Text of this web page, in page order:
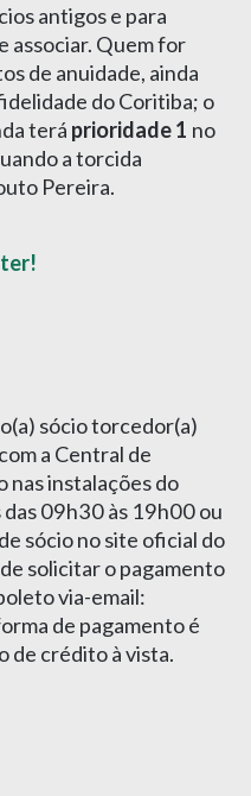
antigos e para
associar. Quem for
de anuidade, ainda
do Coritiba; o
terá prioridade 1 no
a torcida
Pereira.
sócio torcedor(a)
a Central de
nas instalações do
09h30 às 19h00 ou
sócio no site oficial do
solicitar o pagamento
via-email:
de pagamento é
de crédito à vista.